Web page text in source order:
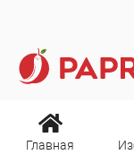
Главная